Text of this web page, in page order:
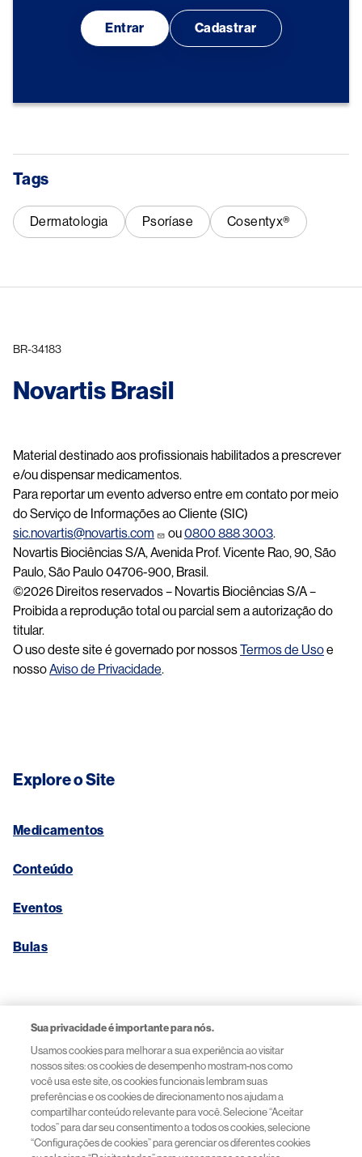
Entrar Cadastrar
Tags
Dermatologia Psoríase Cosentyx®
BR-34183
Novartis Brasil
Material destinado aos profissionais habilitados a prescrever
e/ou dispensar medicamentos.
Para reportar um evento adverso entre em contato por meio
do Serviço de Informações ao Cliente (SIC)
sic.novartis@novartis.com
ou0800 888 3003.
Novartis Biociências S/A, Avenida Prof. Vicente Rao, 90, São
Paulo, São Paulo 04706-900, Brasil.
©2026 Direitos reservados – Novartis Biociências S/A –
Proibida a reprodução total ou parcial sem a autorização do
titular.
O uso deste site é governado por nossosTermos de Usoe
nossoAviso de Privacidade.
Explore o Site
Medicamentos
Conteúdo
Eventos
Bulas
Aviso de Privacidade
Termos de Uso
Acessibilidade
Sua privacidade é importante para nós.
Usamos cookies para melhorar a sua experiência ao visitar
nossos sites: os cookies de desempenho mostram-nos como
você usa este site, os cookies funcionais lembram suas
preferências e os cookies de direcionamento nos ajudam a
compartilhar conteúdo relevante para você. Selecione “Aceitar
todos” para dar seu consentimento a todos os cookies, selecione
“Configurações de cookies” para gerenciar os diferentes cookies